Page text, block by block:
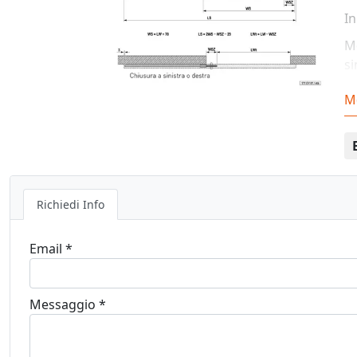
Richiedi Info
Email *
Messaggio *